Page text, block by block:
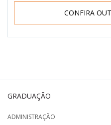
CONFIRA
GRADUAÇÃO
ADMINISTRAÇÃO